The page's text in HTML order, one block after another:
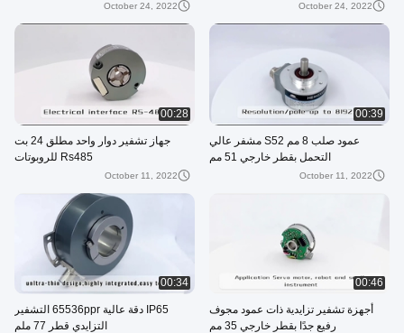
October 24, 2022
October 24, 2022
00:39
عمود صلب 8 مم S52 مشفر عالي
التحمل بقطر خارجي 51 مم
October 11, 2022
00:28
جهاز تشفير دوار واحد مطلق 24 بت
Rs485 للروبوتات
October 11, 2022
00:46
أجهزة تشفير تزايدية ذات عمود مجوف
رفيع جدًا بقطر خارجي 35 مم
00:34
IP65 دقة عالية 65536ppr التشفير
التزايدي قطر 77 ملم